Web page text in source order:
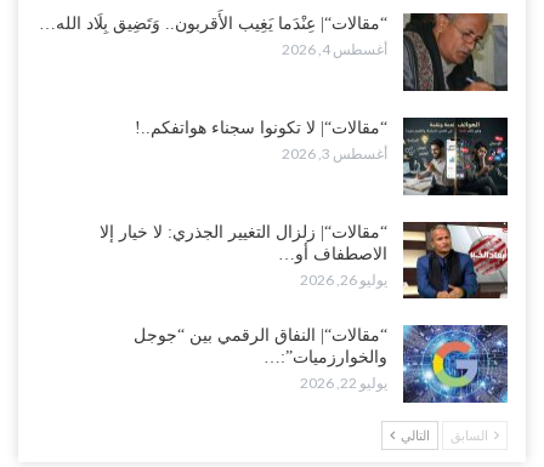
“مقالات“| عِنْدَما يَغِيب الأَقربون.. وَتَضِيق بِلَاد الله…
أغسطس 4, 2026
“مقالات“| لا تكونوا سجناء هواتفكم..!
أغسطس 3, 2026
“مقالات“| زلزال التغيير الجذري: لا خيار إلا
الاصطفاف أو…
يوليو 26, 2026
“مقالات“| النفاق الرقمي بين “جوجل
والخوارزميات”:…
يوليو 22, 2026
السابق التالي